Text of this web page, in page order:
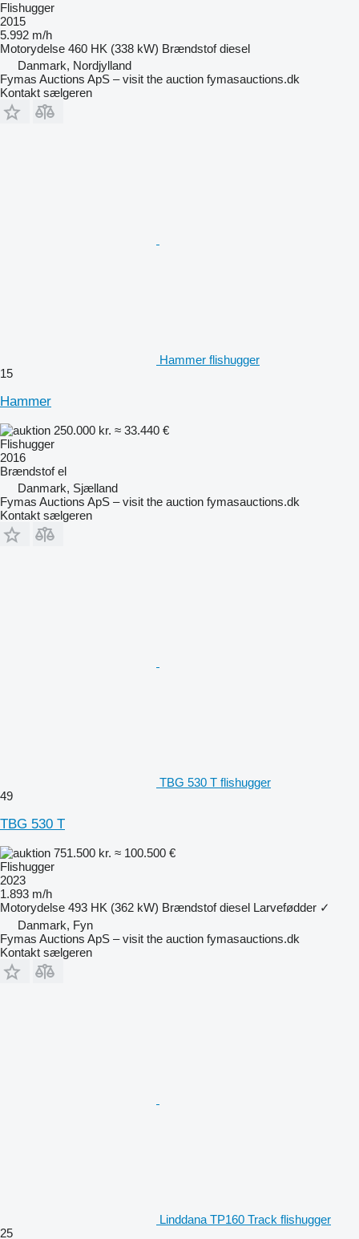
Flishugger
2015
5.992 m/h
Motorydelse 460 HK (338 kW) Brændstof diesel
Danmark, Nordjylland
Fymas Auctions ApS – visit the auction fymasauctions.dk
Kontakt sælgeren
Hammer flishugger
15
Hammer
250.000 kr. ≈ 33.440 €
Flishugger
2016
Brændstof el
Danmark, Sjælland
Fymas Auctions ApS – visit the auction fymasauctions.dk
Kontakt sælgeren
TBG 530 T flishugger
49
TBG 530 T
751.500 kr. ≈ 100.500 €
Flishugger
2023
1.893 m/h
Motorydelse 493 HK (362 kW) Brændstof diesel Larvefødder ✓
Danmark, Fyn
Fymas Auctions ApS – visit the auction fymasauctions.dk
Kontakt sælgeren
Linddana TP160 Track flishugger
25